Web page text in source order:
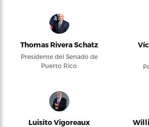
Thomas Rivera Schatz
Presidente del Senado de
Puerto Rico
Luisito Vigoreaux